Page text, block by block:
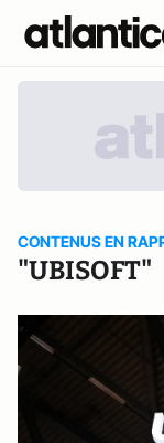
CONTENUS EN
"UBISOFT"